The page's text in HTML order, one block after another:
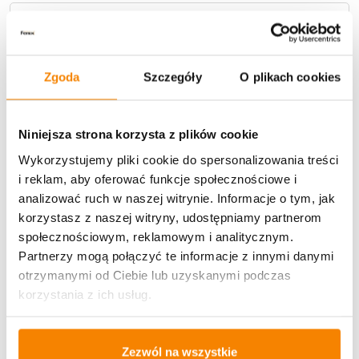
Zgoda Szczegóły O plikach cookies
Niniejsza strona korzysta z plików cookie
Wykorzystujemy pliki cookie do spersonalizowania treści
i reklam, aby oferować funkcje społecznościowe i
analizować ruch w naszej witrynie. Informacje o tym, jak
korzystasz z naszej witryny, udostępniamy partnerom
społecznościowym, reklamowym i analitycznym.
Partnerzy mogą połączyć te informacje z innymi danymi
otrzymanymi od Ciebie lub uzyskanymi podczas
korzystania z ich usług.
Zezwól na wszystkie
Potrzebujesz większą ilość? Zapraszamy do naszej
hurtowniiPrzejdź do hurtowni B2B
Specyfikacja
Opinie klientów
Więcej z kategorii Znicze szklane